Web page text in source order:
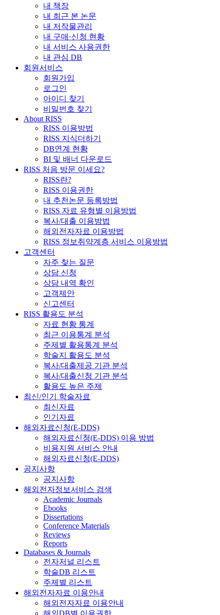
내 책장
내 최근 본 논문
내 저작물관리
내 구매·신청 현황
내 서비스 사용권한
내 관심 DB
회원서비스
회원가입
로그인
아이디 찾기
비밀번호 찾기
About RISS
RISS 이용방법
RISS 지식더하기
DB연계 현황
BI 및 배너 다운로드
RISS 처음 방문 이세요?
RISS란?
RISS 이용권한
내 추천논문 등록방법
RISS 자료 유형별 이용방법
복사/대출 이용방법
해외전자자료 이용방법
RISS 정보취약계층 서비스 이용방법
고객센터
자주 찾는 질문
상담 신청
상담 내역 확인
고객제안
신고센터
RISS 활용도 분석
자료 현황 통계
최근 이용통계 분석
주제별 활용통계 분석
학술지 활용도 분석
복사/대출제공 기관 분석
복사/대출신청 기관 분석
활용도 높은 주제
최신/인기 학술자료
최신자료
인기자료
해외자료신청(E-DDS)
해외자료신청(E-DDS) 이용 방법
비용지원 서비스 안내
해외자료신청(E-DDS)
공지사항
공지사항
해외전자정보서비스 검색
Academic Journals
Ebooks
Dissertations
Conference Materials
Reviews
Reports
Databases & Journals
전자저널 리스트
학술DB 리스트
주제별 리스트
해외전자자료 이용안내
해외전자자료 이용안내
해외DB별 이용권한